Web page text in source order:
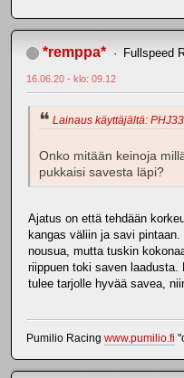
*remppa* Fullspeed
16.06.20 - klo: 09.12
Lainaus käyttäjältä:
Onko mitään keinoja
pukkaisi savesta läpi?
Ajatus on että tehdään
kangas väliin ja savi
nousua, mutta tuskin
riippuen toki saven
tulee tarjolle hyvää savea,
Pumilio Racing www.pumilio.fi